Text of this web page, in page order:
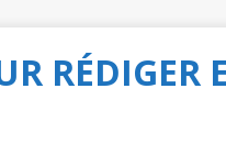
RÉDIGER